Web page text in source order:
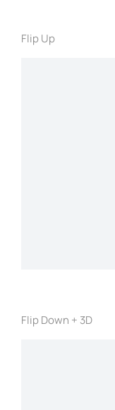
Flip Up
Lacinia
ante urna
Flip Down + 3D